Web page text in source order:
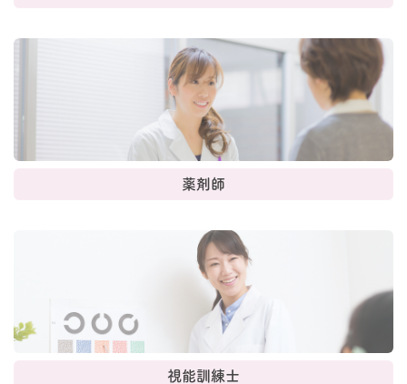
薬剤師
視能訓練士